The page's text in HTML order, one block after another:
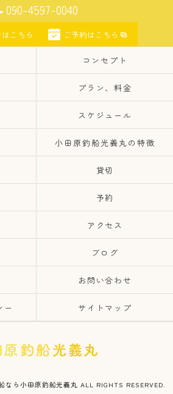
090-4597-0040
こちら ご予約はこちら
コンセプト
プラン、料金
スケジュール
小田原釣船光義丸の特徴
貸切
予約
アクセス
ブログ
お問い合わせ
ー サイトマップ
なら小田原釣船光義丸 ALL RIGHTS RESERVED.